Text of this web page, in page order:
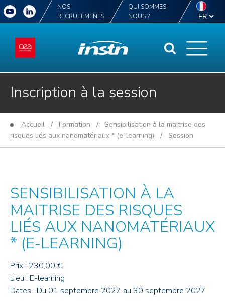
NOS
RECRUTEMENTS
QUI SOMMES-
NOUS ?
Inscription à la session
Accueil / Formation / Sensibilisation à la maitrise des
risques liés aux nanomatériaux * (e-learning) / Session
SENSIBILISATION À LA
MAITRISE DES RISQUES
LIÉS AUX NANOMATÉRIAUX
* (E-LEARNING)
Prix : 230,00 €
Lieu : E-learning
Dates : Du 01 septembre 2027 au 30 septembre 2027